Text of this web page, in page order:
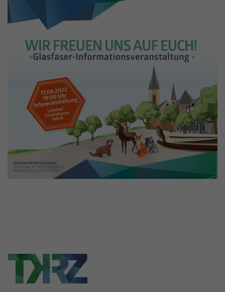
Laufzeit 1 Tag
Zweck
Dieses Cookie wird von Google Analytics
installiert. Das Cookie wird verwendet, um
Informationen darüber zu speichern, wie
Besucher eine Website nutzen, und hilft bei
der Erstellung eines Analyseberichts darüber,
wie es der Website geht. Die erhobenen
Daten umfassen die Anzahl der Besucher, die
Quelle, aus der sie stammen, und die Seiten
in anonymisierter Form.
Dies ist ein von Google Analytics gesetztes
Cookie vom Mustertyp, bei dem das
Musterelement auf dem Namen die